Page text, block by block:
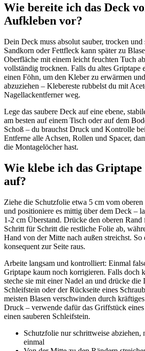
Wie bereite ich das Deck
Aufkleben vor?
Dein Deck muss absolut sauber, trocken und
Sandkorn oder Fettfleck kann später zu
Oberfläche mit einem leicht feuchten Tuch
vollständig trocknen. Falls du altes Griptape
einen Föhn, um den Kleber zu erwärmen
abzuziehen – Klebereste rubbelst du mit
Nagellackentferner weg.
Lege das saubere Deck auf eine ebene,
am besten auf einem Tisch oder auf dem
Schoß – du brauchst Druck und Kontrolle
Entferne alle Achsen, Rollen und Spacer,
die Montagelöcher hast.
Wie klebe ich das
auf?
Ziehe die Schutzfolie etwa 5 cm vom oberen
und positioniere es mittig über dem Deck –
1-2 cm Überstand. Drücke den oberen Rand
Schritt für Schritt die restliche Folie ab,
Hand von der Mitte nach außen streichst.
konsequent zur Seite raus.
Arbeite langsam und kontrolliert: Einmal
Griptape kaum noch korrigieren. Falls doch
steche sie mit einer Nadel an und drücke
Schleifstein oder der Rückseite eines
meisten Blasen verschwinden durch
Druck – verwende dafür das Griffstück
einen sauberen Schleifstein.
Schutzfolie nur schrittweise abziehen,
einmal